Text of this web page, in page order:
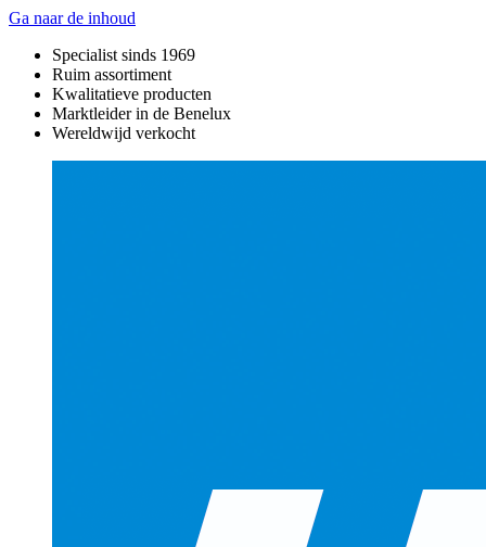
Ga naar de inhoud
Specialist sinds 1969
Ruim assortiment
Kwalitatieve producten
Marktleider in de Benelux
Wereldwijd verkocht